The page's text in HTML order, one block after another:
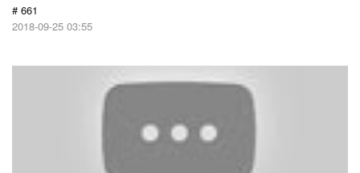
# 661
2018-09-25 03:55